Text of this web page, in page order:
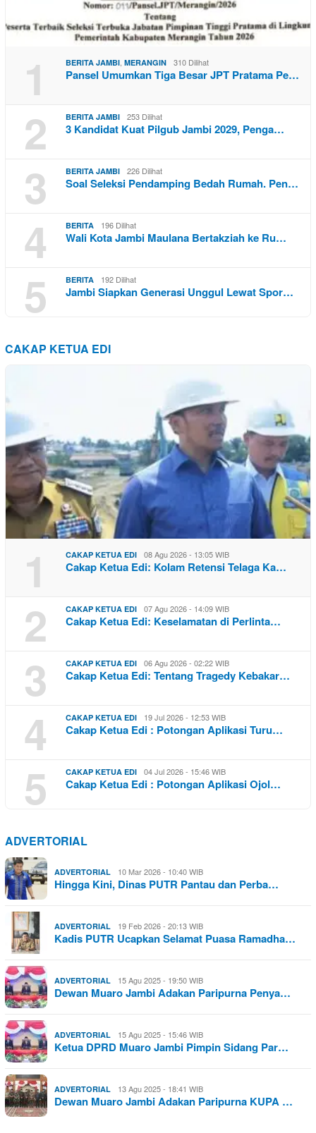
1 BERITA JAMBI MERANGIN 310 Dilihat
Pansel Umumkan Tiga Besar JPT Pratama Pe…
2 BERITA JAMBI 253 Dilihat
3 Kandidat Kuat Pilgub Jambi 2029, Penga…
3 BERITA JAMBI 226 Dilihat
Soal Seleksi Pendamping Bedah Rumah. Pen…
4 BERITA 196 Dilihat
Wali Kota Jambi Maulana Bertakziah ke Ru…
5 BERITA 192 Dilihat
Jambi Siapkan Generasi Unggul Lewat Spor…
CAKAP KETUA EDI
1 CAKAP KETUA EDI 08 Agu 2026 - 13:05 WIB
Cakap Ketua Edi: Kolam Retensi Telaga Ka…
2 CAKAP KETUA EDI 07 Agu 2026 - 14:09 WIB
Cakap Ketua Edi: Keselamatan di Perlinta…
3 CAKAP KETUA EDI 06 Agu 2026 - 02:22 WIB
Cakap Ketua Edi: Tentang Tragedy Kebakar…
4 CAKAP KETUA EDI 19 Jul 2026 - 12:53 WIB
Cakap Ketua Edi : Potongan Aplikasi Turu…
5 CAKAP KETUA EDI 04 Jul 2026 - 15:46 WIB
Cakap Ketua Edi : Potongan Aplikasi Ojol…
ADVERTORIAL
ADVERTORIAL 10 Mar 2026 - 10:40 WIB
Hingga Kini, Dinas PUTR Pantau dan Perba…
ADVERTORIAL 19 Feb 2026 - 20:13 WIB
Kadis PUTR Ucapkan Selamat Puasa Ramadha…
ADVERTORIAL 15 Agu 2025 - 19:50 WIB
Dewan Muaro Jambi Adakan Paripurna Penya…
ADVERTORIAL 15 Agu 2025 - 15:46 WIB
Ketua DPRD Muaro Jambi Pimpin Sidang Par…
ADVERTORIAL 13 Agu 2025 - 18:41 WIB
Dewan Muaro Jambi Adakan Paripurna KUPA …